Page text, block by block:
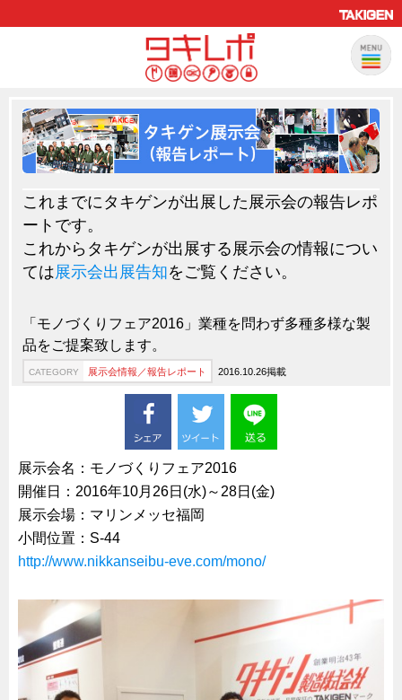
CATEGORY 製品情報
新製品ロケットニュース
製品開発秘話
How to 動画
ハイセキュリティ錠前TAKシリーズ
モニターアーム
CFRP（炭素繊維強化プラスチック）
SDGs配慮・脱炭素
省力化製品
配電盤・分電盤・キュービクル
ロボット・自動化装置関連
二次電池関連
EV・PHEV充電器関連
再生可能エネルギー
これまでにタキゲンが出展した展示会の報告レポ
ートです。
これからタキゲンが出展する展示会の情報につい
ては展示会出展告知をご覧ください。
「モノづくりフェア2016」業種を問わず多種多様な製
品をご提案致します。
CATEGORY 展示会情報／報告レポート 2016.10.26掲載
展示会名：モノづくりフェア2016
開催日：2016年10月26日(水)～28日(金)
展示会場：マリンメッセ福岡
小間位置：S-44
http://www.nikkanseibu-eve.com/mono/